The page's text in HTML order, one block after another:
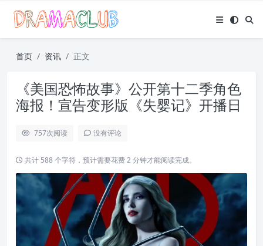
首页 资讯 正文
《美国恐怖故事》公开第十二季角色
海报！宣告变形版《失婴记》开播日
757次阅读 没有评论
共计 588 个字符，预计需要花费 2 分钟才能阅读完成。